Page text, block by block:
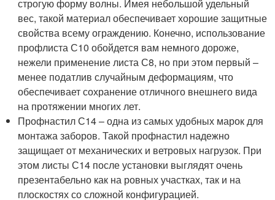
строгую форму волны. Имея небольшой удельный
вес, такой материал обеспечивает хорошие защитные
свойства всему ограждению. Конечно, использование
профлиста С10 обойдется вам немного дороже,
нежели применение листа С8, но при этом первый –
менее податлив случайным деформациям, что
обеспечивает сохранение отличного внешнего вида
на протяжении многих лет.
Профнастил С14 – одна из самых удобных марок для
монтажа заборов. Такой профнастил надежно
защищает от механических и ветровых нагрузок. При
этом листы С14 после установки выглядят очень
презентабельно как на ровных участках, так и на
плоскостях со сложной конфигурацией.